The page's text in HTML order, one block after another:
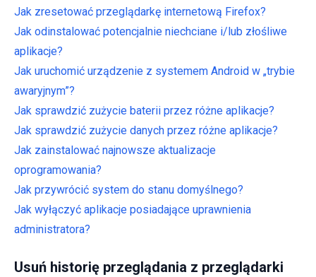
Jak zresetować przeglądarkę internetową Firefox?
Jak odinstalować potencjalnie niechciane i/lub złośliwe
aplikacje?
Jak uruchomić urządzenie z systemem Android w „trybie
awaryjnym”?
Jak sprawdzić zużycie baterii przez różne aplikacje?
Jak sprawdzić zużycie danych przez różne aplikacje?
Jak zainstalować najnowsze aktualizacje
oprogramowania?
Jak przywrócić system do stanu domyślnego?
Jak wyłączyć aplikacje posiadające uprawnienia
administratora?
Usuń historię przeglądania z przeglądarki